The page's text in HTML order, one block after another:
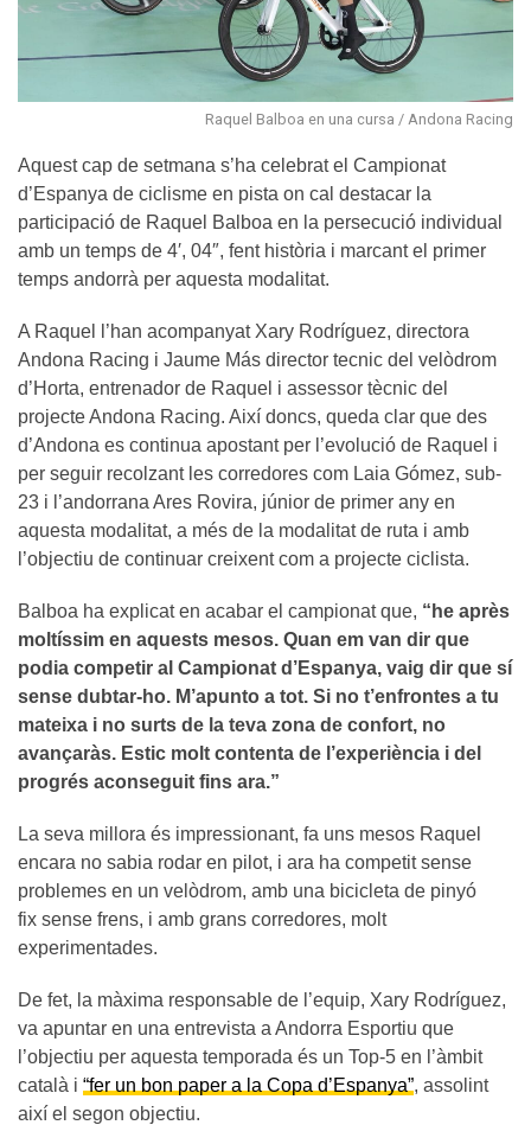
Raquel Balboa en una cursa / Andona Racing
Aquest cap de setmana s’ha celebrat el Campionat
d’Espanya de ciclisme en pista on cal destacar la
participació de Raquel Balboa en la persecució individual
amb un temps de 4′, 04″, fent història i marcant el primer
temps andorrà per aquesta modalitat.
A Raquel l’han acompanyat Xary Rodríguez, directora
Andona Racing i Jaume Más director tecnic del velòdrom
d’Horta, entrenador de Raquel i assessor tècnic del
projecte Andona Racing. Així doncs, queda clar que des
d’Andona es continua apostant per l’evolució de Raquel i
per seguir recolzant les corredores com Laia Gómez, sub-
23 i l’andorrana Ares Rovira, júnior de primer any en
aquesta modalitat, a més de la modalitat de ruta i amb
l’objectiu de continuar creixent com a projecte ciclista.
Balboa ha explicat en acabar el campionat que, “he après
moltíssim en aquests mesos. Quan em van dir que
podia competir al Campionat d’Espanya, vaig dir que sí
sense dubtar-ho. M’apunto a tot. Si no t’enfrontes a tu
mateixa i no surts de la teva zona de confort, no
avançaràs. Estic molt contenta de l’experiència i del
progrés aconseguit fins ara.”
La seva millora és impressionant, fa uns mesos Raquel
encara no sabia rodar en pilot, i ara ha competit sense
problemes en un velòdrom, amb una bicicleta de pinyó
fix sense frens, i amb grans corredores, molt
experimentades.
De fet, la màxima responsable de l’equip, Xary Rodríguez,
va apuntar en una entrevista a Andorra Esportiu que
l’objectiu per aquesta temporada és un Top-5 en l’àmbit
català i “fer un bon paper a la Copa d’Espanya”, assolint
així el segon objectiu.